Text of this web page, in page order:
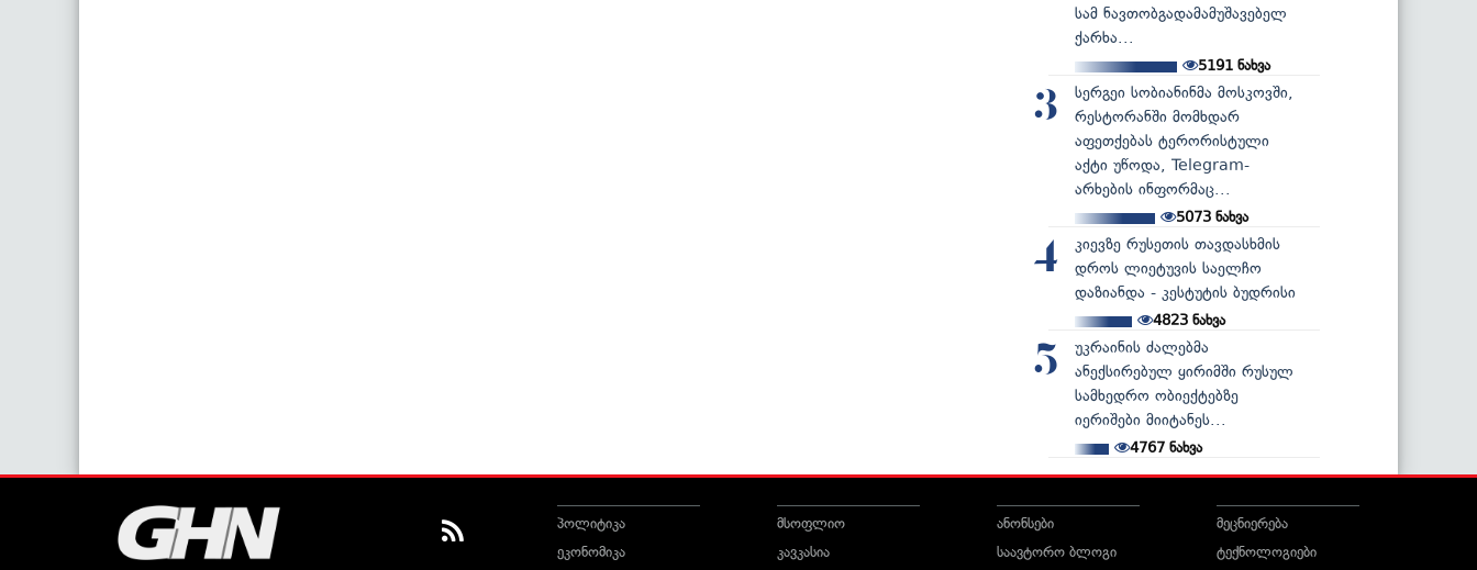
სამ ნავთობგადამამუშავებელ
ქარხა...
5191 ნახვა
3
სერგეი სობიანინმა მოსკოვში,
რესტორანში მომხდარ
აფეთქებას ტერორისტული
აქტი უწოდა, Telegram-
არხების ინფორმაც...
5073ნახვა
4
კიევზე რუსეთის თავდასხმის
დროს ლიეტუვის საელჩო
დაზიანდა - კესტუტის ბუდრისი
4823ნახვა
5
უკრაინის ძალებმა
ანექსირებულ ყირიმში რუსულ
სამხედრო ობიექტებზე
იერიშები მიიტანეს...
4767 ნახვა
პოლიტიკა
ეკონომიკა
მსოფლიო
კავკასია
ანონსები
საავტორო ბლოგი
მეცნიერება
ტექნოლოგიები